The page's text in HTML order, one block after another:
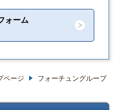
ォーム
ページ フォーチュングループ